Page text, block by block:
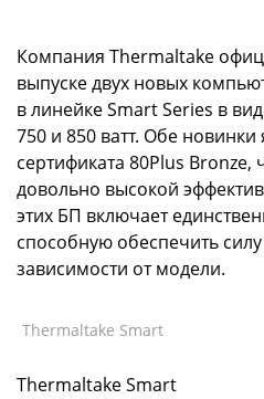
Компания Thermaltake
выпуске двух новых
в линейке Smart Series в
750 и 850 ватт. Обе
сертификата 80Plus Bronze,
довольно высокой
этих БП включает
способную обеспечить
зависимости от модели.
Thermaltake Smart
Thermaltake Smart